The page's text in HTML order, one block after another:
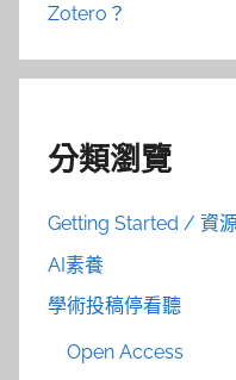
Zotero？
分類瀏覽
Getting Started / 資源
AI素養
學術投稿停看聽
Open Access